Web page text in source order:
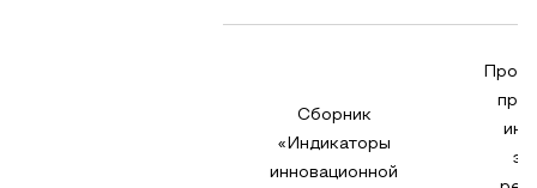
Сборник
«Индикаторы
инновационной